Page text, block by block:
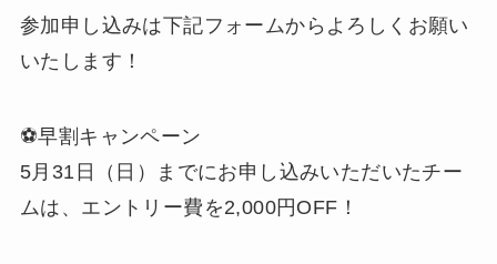
参加申し込みは下記フォームからよろしくお願い
いたします！
⚽️早割キャンペーン
5月31日（日）までにお申し込みいただいたチー
ムは、エントリー費を2,000円OFF！